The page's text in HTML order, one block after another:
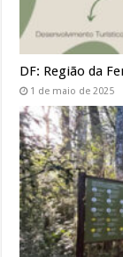
DF: Região da
1 de maio de 2025